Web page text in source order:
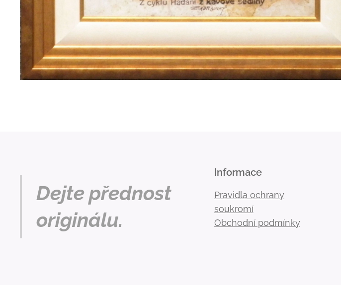
Dejte přednost
originálu.
Informace
Pravidla ochrany
soukromí
Obchodní podmínky